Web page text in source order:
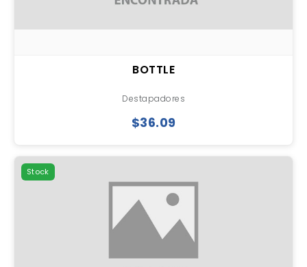
BOTTLE
Destapadores
$36.09
Stock